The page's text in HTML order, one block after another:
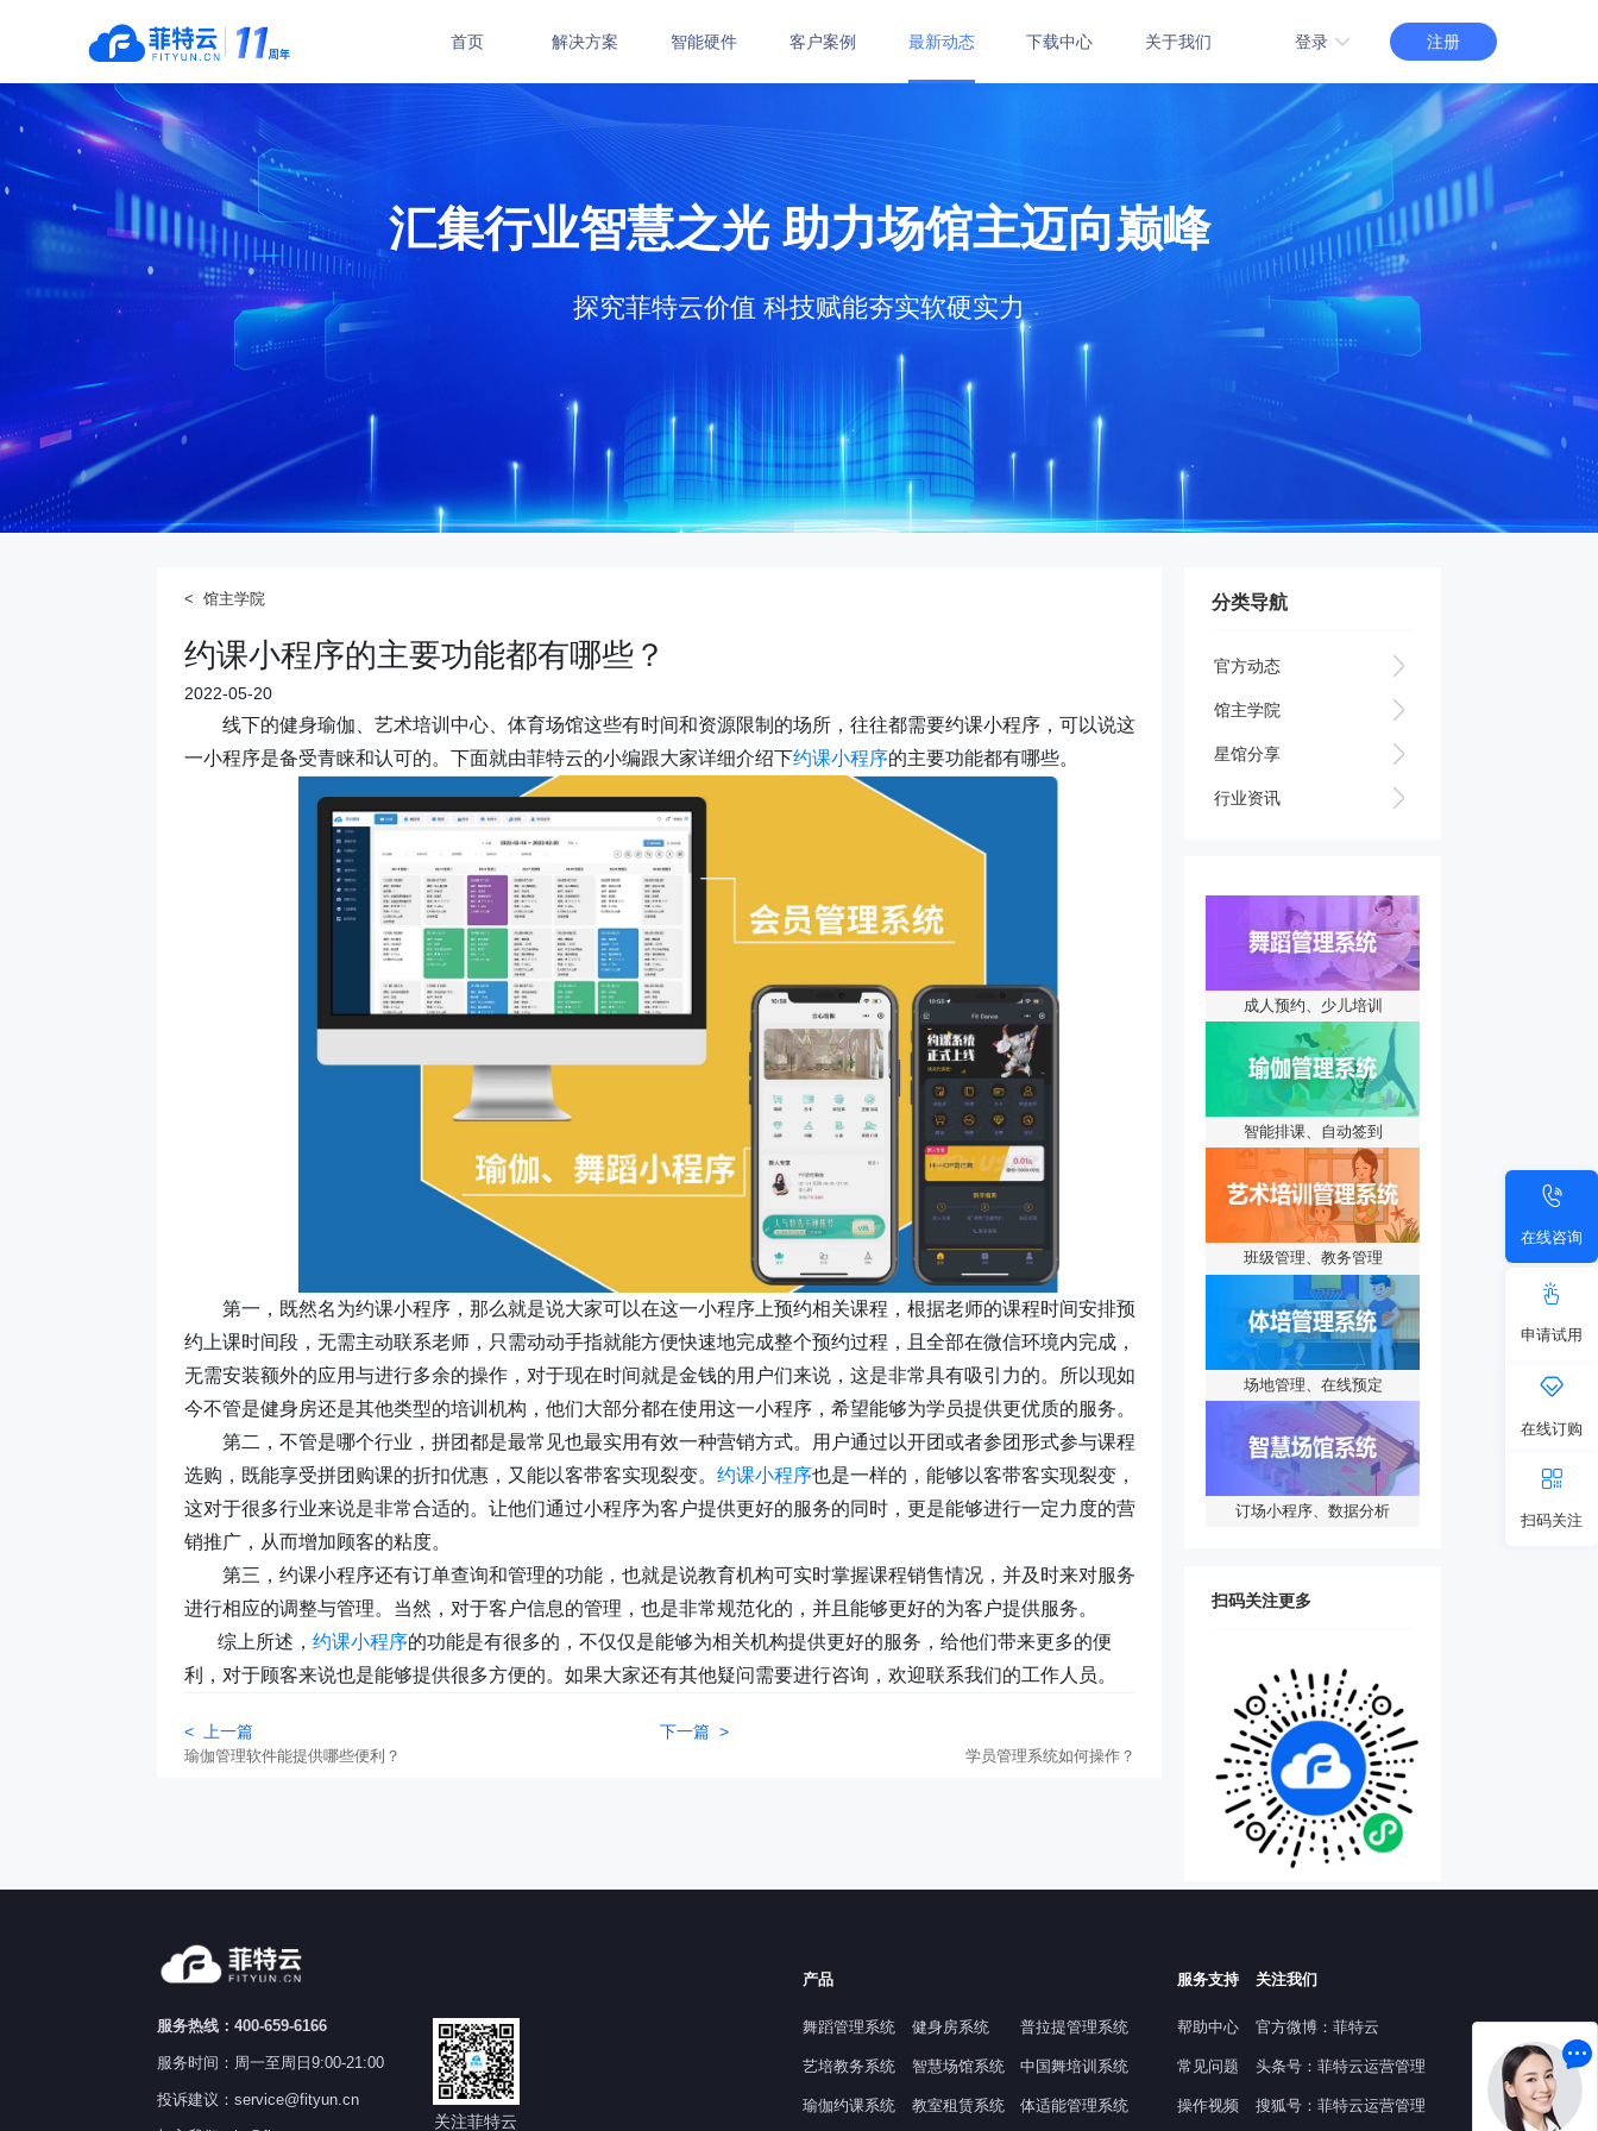
首页 解决方案
瑜伽管理系统
普拉提管理系统
功能介绍
在线订购
功能介绍
在线订购
健身房管理系统
功能介绍
在线订购
艺术培训管理系统
功能介绍
在线订购
体适能管理系统
武术管理系统
功能介绍
在线订购
智慧场馆管理系统
赛事管理系统
自习教室预约管理系统
教室场地租赁系统
功能介绍
在线订购
智能硬件 客户案例 最新动态 下载中心 关于我们 登录
2.0版登录
1.0版登录
注册
汇集行业智慧之光 助力场馆主迈向巅峰
探究菲特云价值 科技赋能夯实软硬实力
< 馆主学院
约课小程序的主要功能都有哪些？
2022-05-20
线下的健身瑜伽、艺术培训中心、体育场馆这些有时间和资源限制的场所，往往都需要约课小程序，可以说这
一小程序是备受青睐和认可的。下面就由菲特云的小编跟大家详细介绍下约课小程序的主要功能都有哪些。
第一， 既然名为约课小程序，那么就是说大家可以在这一小程序上预约相关课程，根据老师的课程时间安排预
约上课时间段，无需主动联系老师，只需动动手指就能方便快速地完成整个预约过程，且全部在微信环境内完成，
无需安装额外的应用与进行多余的操作，对于现在时间就是金钱的用户们来说，这是非常具有吸引力的。所以现如
今不管是健身房还是其他类型的培训机构，他们大部分都在使用这一小程序，希望能够为学员提供更优质的服务。
第二， 不管是哪个行业，拼团都是最常见也最实用有效一种营销方式。用户通过以开团或者参团形式参与课程
选购，既能享受拼团购课的折扣优惠，又能以客带客实现裂变。 约课小程序也是一样的，能够以客带客实现裂变，
这对于很多行业来说是非常合适的。让他们通过小程序为客户提供更好的服务的同时，更是能够进行一定力度的营
销推广，从而增加顾客的粘度。
第三， 约课小程序还有订单查询和管理的功能，也就是说教育机构可实时掌握课程销售情况，并及时来对服务
进行相应的调整与管理。当然，对于客户信息的管理，也是非常规范化的，并且能够更好的为客户提供服务。
综上所述， 约课小程序的功能是有很多的，不仅仅是能够为相关机构提供更好的服务，给他们带来更多的便
利，对于顾客来说也是能够提供很多方便的。如果大家还有其他疑问需要进行咨询，欢迎联系我们的工作人员。
< 上一篇
瑜伽管理软件能提供哪些便利？
下一篇 >
学员管理系统如何操作？
分类导航
官方动态
馆主学院
星馆分享
行业资讯
成人预约、少儿培训
智能排课、自动签到
班级管理、教务管理
场地管理、在线预定
订场小程序、数据分析
扫码关注更多
服务热线：400-659-6166
服务时间：周一至周日9:00-21:00
投诉建议：service@fityun.cn
关注菲特云
产品
舞蹈管理系统
艺培教务系统
瑜伽约课系统
健身房系统
智慧场馆系统
教室租赁系统
普拉提管理系统
中国舞培训系统
体适能管理系统
服务支持
帮助中心
常见问题
操作视频
关注我们
官方微博：菲特云
头条号：菲特云运营管理
搜狐号：菲特云运营管理
在线咨询
申请试用
在线订购
扫码关注